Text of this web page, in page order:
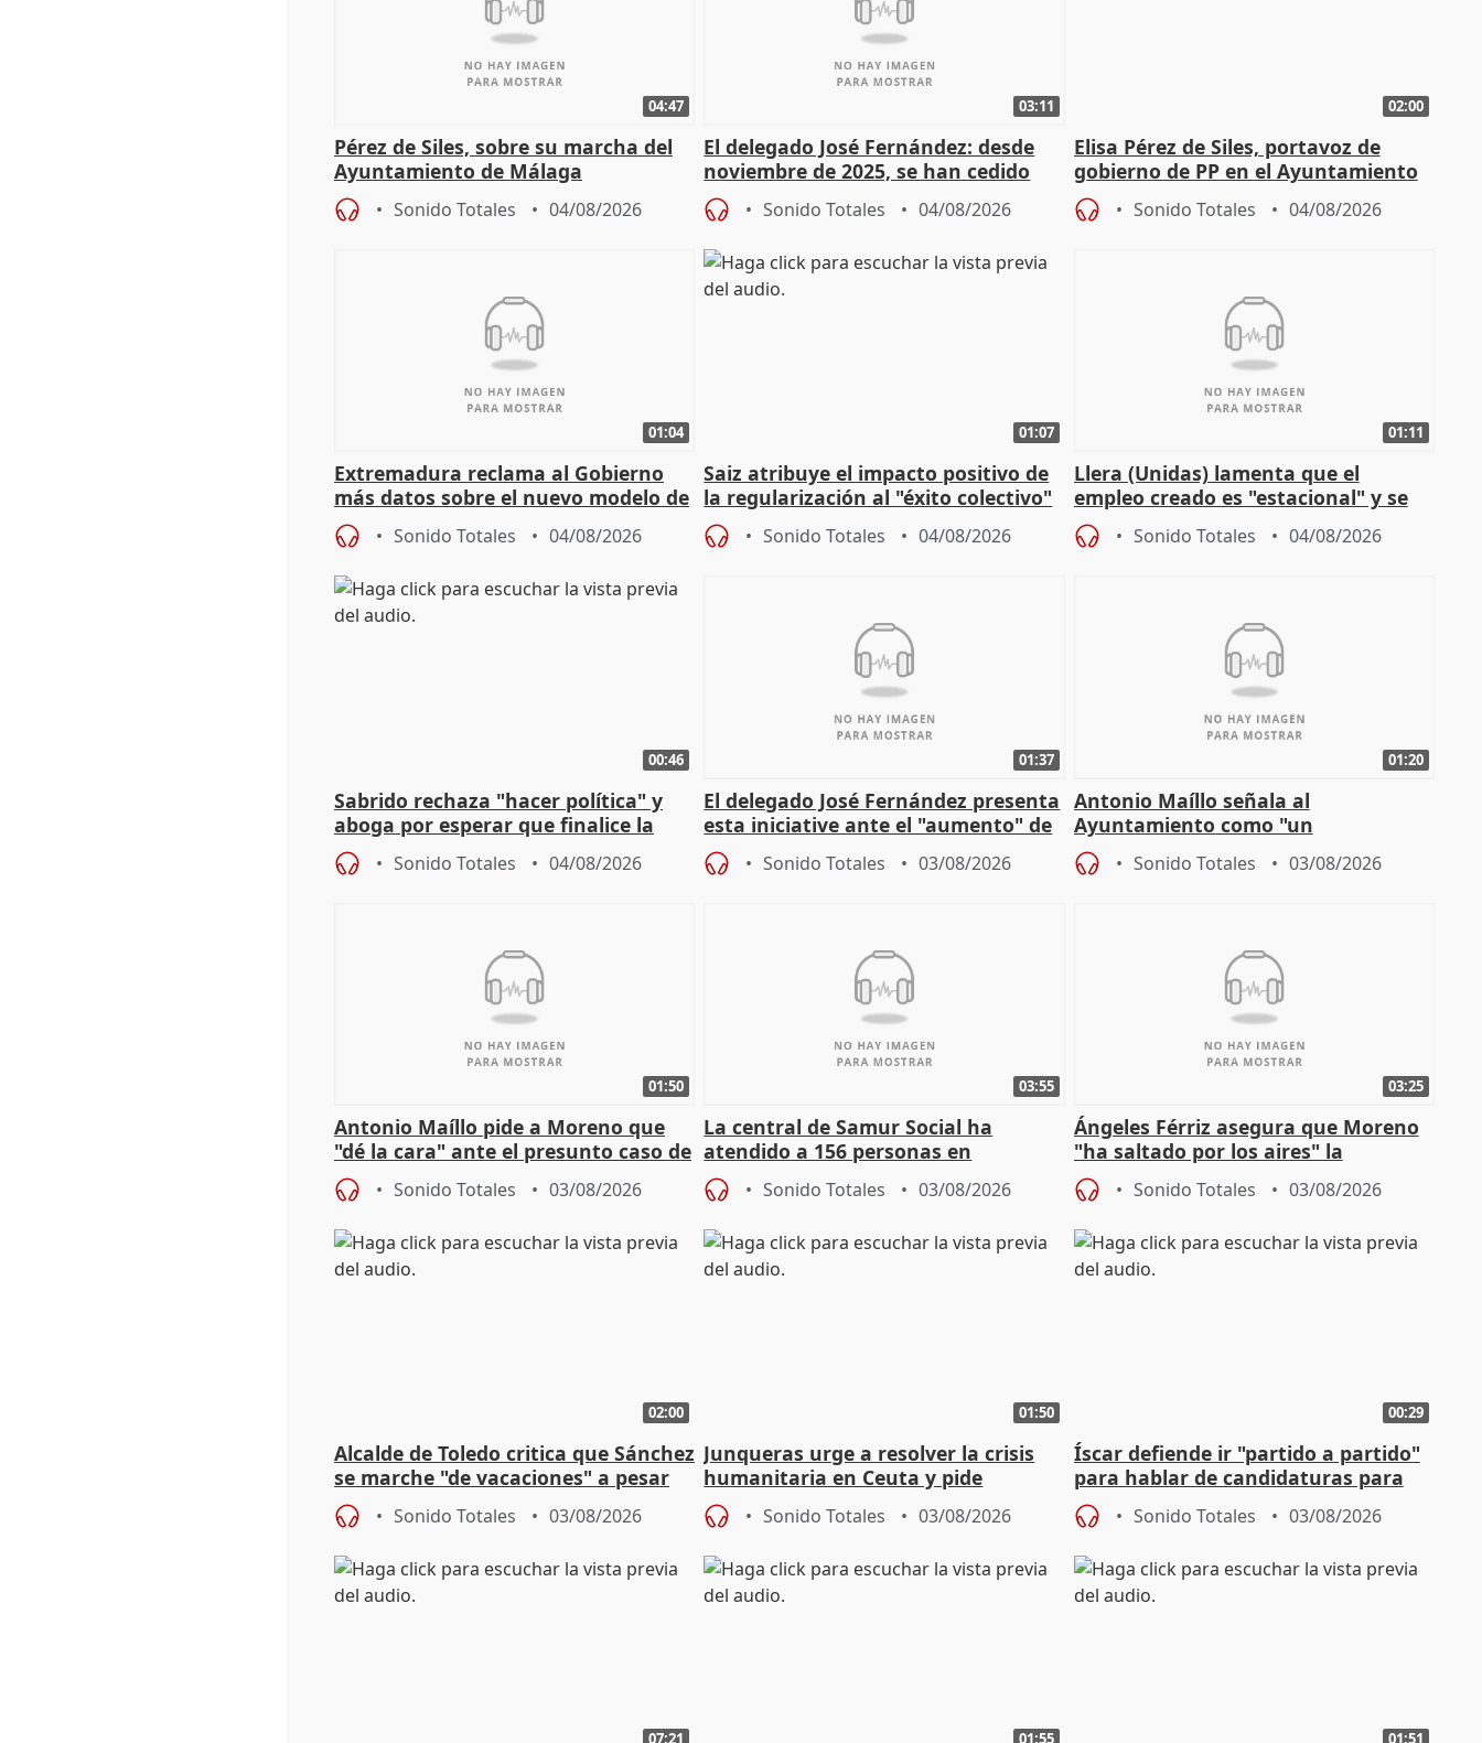
04:47
Pérez de Siles, sobre su marcha del
Ayuntamiento de Málaga
Sonido Totales 04/08/2026
03:11
El delegado José Fernández: desde
noviembre de 2025, se han cedido
9.810 ayudas por nacimiento
Sonido Totales 04/08/2026
02:00
Elisa Pérez de Siles, portavoz de
gobierno de PP en el Ayuntamiento
de Málaga, deja la política
Sonido Totales 04/08/2026
01:04
Extremadura reclama al Gobierno
más datos sobre el nuevo modelo de
financiación
Sonido Totales 04/08/2026
01:07
Saiz atribuye el impacto positivo de
la regularización al "éxito colectivo"
del Gobierno
Sonido Totales 04/08/2026
01:11
Llera (Unidas) lamenta que el
empleo creado es "estacional" y se
"esfumará" al acabar el verano
Sonido Totales 04/08/2026
00:46
Sabrido rechaza "hacer política" y
aboga por esperar que finalice la
investigación del incendio
Sonido Totales 04/08/2026
01:37
El delegado José Fernández presenta
esta iniciative ante el "aumento" de
personas sin hogar en Madri
Sonido Totales 03/08/2026
01:20
Antonio Maíllo señala al
Ayuntamiento como "un
especulador más" sobre viviendas de
Jiménez Becerril
Sonido Totales 03/08/2026
01:50
Antonio Maíllo pide a Moreno que
"dé la cara" ante el presunto caso de
acoso del CEO de ADM
Sonido Totales 03/08/2026
03:55
La central de Samur Social ha
atendido a 156 personas en
situación de calle durante Campaña
de CalorSonido Totales 03/08/2026
03:25
Ángeles Férriz asegura que Moreno
"ha saltado por los aires" la
negociación tras acuerdo con SMA
Sonido Totales 03/08/2026
02:00
Alcalde de Toledo critica que Sánchez
se marche "de vacaciones" a pesar
de la crisis migratoria
Sonido Totales 03/08/2026
01:50
Junqueras urge a resolver la crisis
humanitaria en Ceuta y pide
responsabilidad a la UE
Sonido Totales 03/08/2026
00:29
Íscar defiende ir "partido a partido"
para hablar de candidaturas para
2027
Sonido Totales 03/08/2026
07:21 01:55 01:51